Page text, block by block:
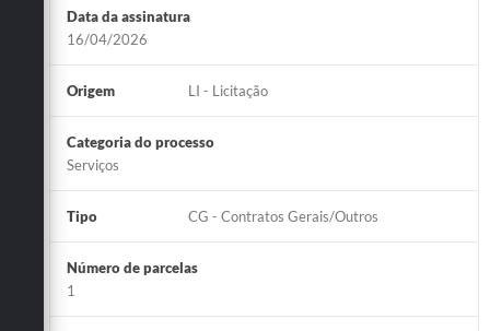
Data da assinatura
16/04/2026
Origem LI - Licitação
Categoria do processo
Serviços
Tipo CG - Contratos Gerais/Outros
Número de parcelas
1